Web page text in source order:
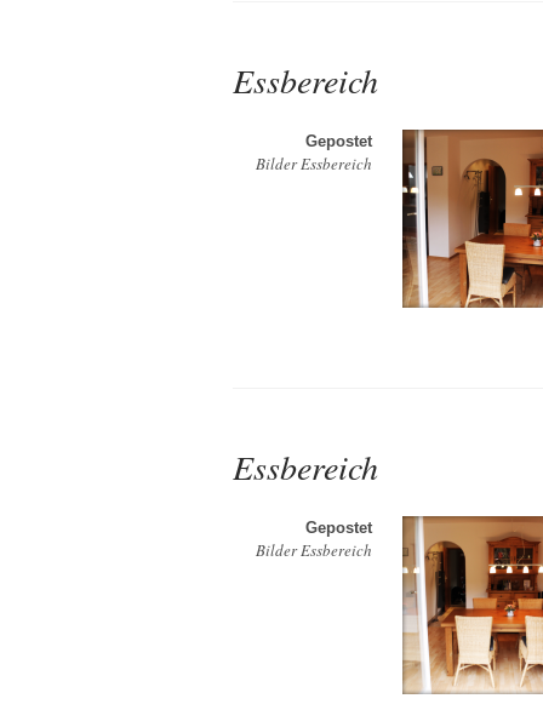
Essbereich
Gepostet
Bilder Essbereich
Essbereich
Gepostet
Bilder Essbereich